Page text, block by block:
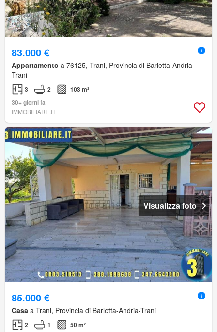
83.000 €
Appartamento a 76125, Trani, Provincia di Barletta-Andria-
Trani
3 2
103 m²
30+ giorni fa
IMMOBILIARE.IT
Visualizza foto
85.000 €
Casa a Trani, Provincia di Barletta-Andria-Trani
2 1 50 m²